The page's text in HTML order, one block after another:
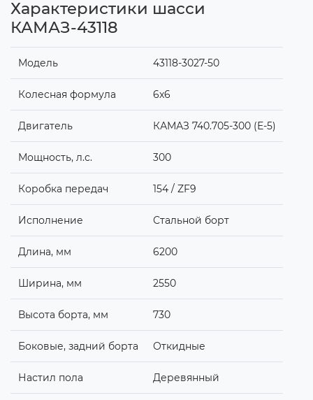
Характеристики шасси
КАМАЗ-43118
Модель 43118-3027-50
Колесная формула 6x6
Двигатель КАМАЗ 740.705-300 (Е-5)
Мощность, л.с. 300
Коробка передач 154 / ZF9
Исполнение Стальной борт
Длина, мм 6200
Ширина, мм 2550
Высота борта, мм 730
Боковые, задний борта Откидные
Настил пола Деревянный